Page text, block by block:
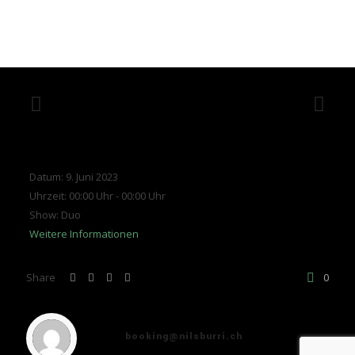
Datum: 9. Juni 2023
Uhrzeit: 00:00 Uhr - 00:00 Uhr
Show: Duo
Weitere Informationen
Share 0
booking@nilsburri.ch